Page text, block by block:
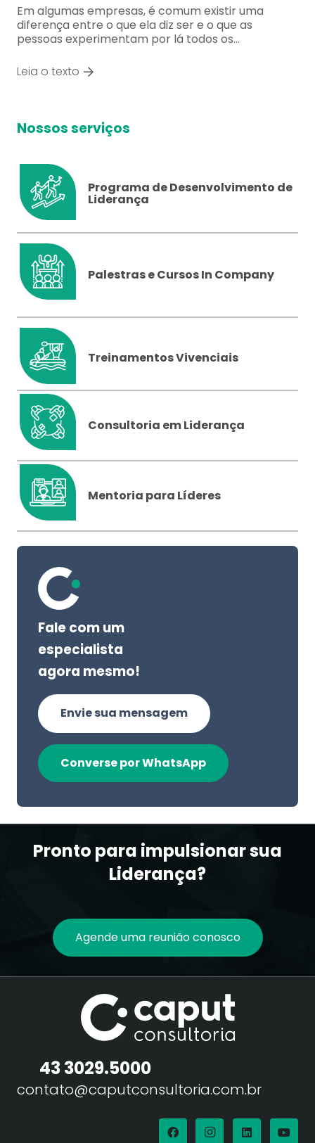
Em algumas empresas, é comum existir uma
diferença entre o que ela diz ser e o que as
pessoas experimentam por lá todos os…
Leia o texto
Nossos serviços
Programa de Desenvolvimento de
Liderança
Palestras e Cursos In Company
Treinamentos Vivenciais
Consultoria em Liderança
Mentoria para Líderes
Fale com um
especialista
agora mesmo!
Envie sua mensagem
Converse por WhatsApp
Pronto para impulsionar sua
Liderança?
Agende uma reunião conosco
43 3029.5000
contato@caputconsultoria.com.br